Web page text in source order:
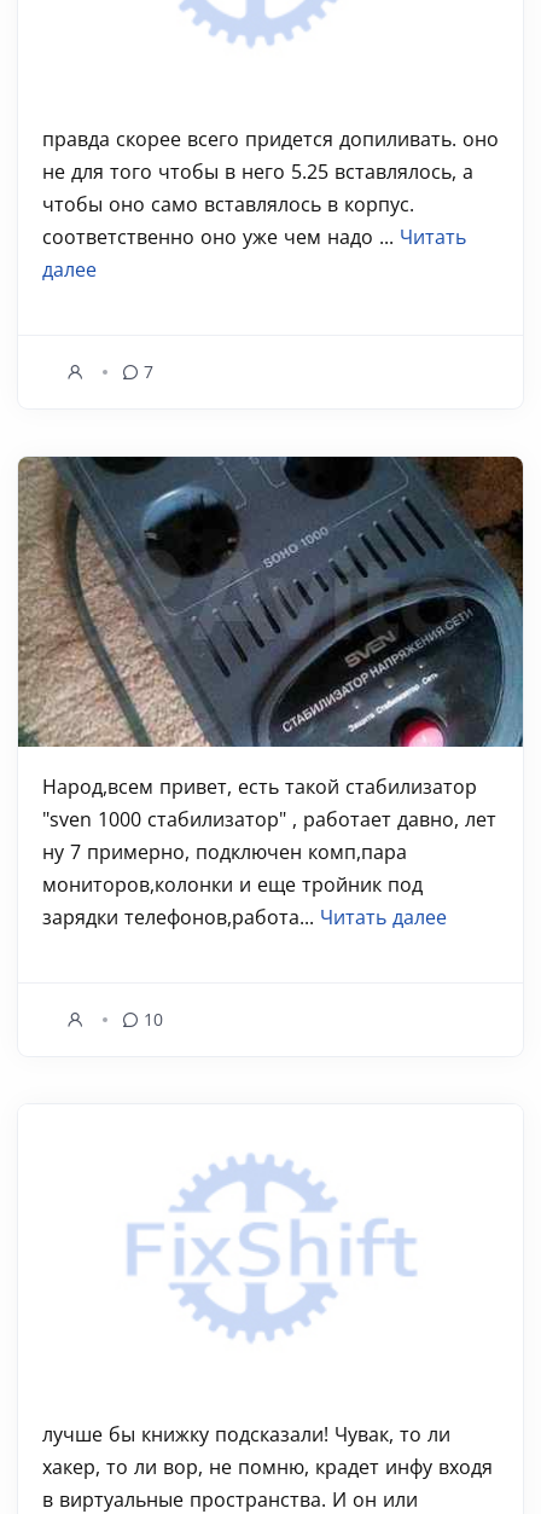
правда скорее всего придется допиливать. оно
не для того чтобы в него 5.25 вставлялось, а
чтобы оно само вставлялось в корпус.
соответственно оно уже чем надо ... Читать
далее
7
Народ,всем привет, есть такой стабилизатор
"sven 1000 стабилизатор" , работает давно, лет
ну 7 примерно, подключен комп,пара
мониторов,колонки и еще тройник под
зарядки телефонов,работа... Читать далее
10
лучше бы книжку подсказали! Чувак, то ли
хакер, то ли вор, не помню, крадет инфу входя
в виртуальные пространства. И он или